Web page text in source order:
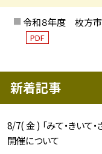
令和８年度 枚方
PDF
新着記事
8/7( 金 ) 「みて・きいて
開催について